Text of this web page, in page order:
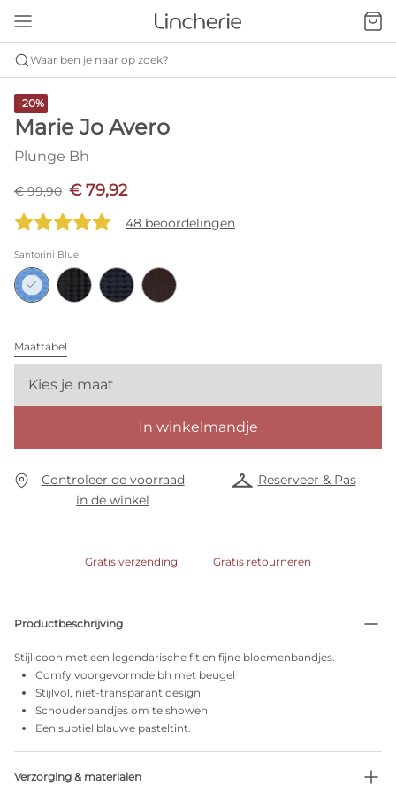
Waar ben je naar op zoek?
-20%
Marie Jo Avero
Plunge Bh
€ 99,90 € 79,92
48 beoordelingen
Santorini Blue
Maattabel
Kies je maat
In winkelmandje
Controleer de voorraad
in de winkel
Reserveer & Pas
Gratis verzending Gratis retourneren
Productbeschrijving
Stijlicoon met een legendarische fit en fijne bloemenbandjes.
Comfy voorgevormde bh met beugel
Stijlvol, niet-transparant design
Schouderbandjes om te showen
Een subtiel blauwe pasteltint.
Verzorging & materialen